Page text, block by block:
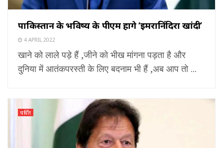
पाकिस्तान के भविष्य के पीएम होंगे ‘इमरानिंदिरा खांदी’
4 APRIL 2022
खाने को लाले पड़े हैं ,जीने को भीख मांगना पड़ता है और
दुनिया में आतंकपरस्ती के लिए बदनाम भी हैं ,अब आप तो ...
चर्चित